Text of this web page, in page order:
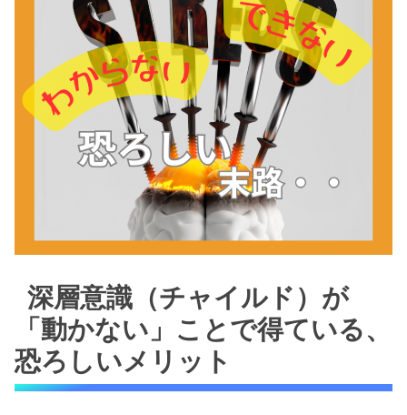
深層意識（チャイルド）が
「動かない」ことで得ている、
恐ろしいメリット